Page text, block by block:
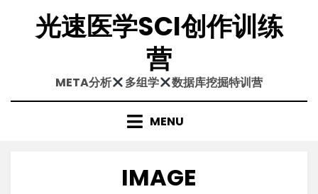
content光速医学SCI创作训练
营
META分析 多组学 数据库挖掘特训营
MENU
IMAGE